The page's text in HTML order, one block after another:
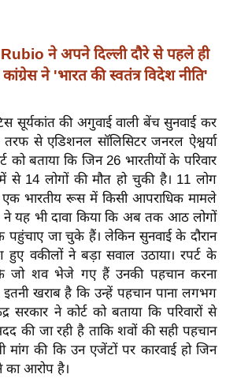
ने अपने दिल्ली दौरे से पहले ही
ने 'भारत की स्वतंत्र विदेश नीति'
सूर्यकांत की अगुवाई वाली बेंच सुनवाई कर
तरफ से एडिशनल सॉलिसिटर जनरल ऐश्वर्या
को बताया कि जिन 26 भारतीयों के परिवार
से 14 लोगों की मौत हो चुकी है। 11 लोग
एक भारतीय रूस में किसी आपराधिक मामले
यह भी दावा किया कि अब तक आठ लोगों
पहुंचाए जा चुके हैं। लेकिन सुनवाई के दौरान
हुए वकीलों ने बड़ा सवाल उठाया। रपर्ट के
जो शव भेजे गए हैं उनकी पहचान करना
खराब है कि उन्हें पहचान पाना लगभग
सरकार ने कोर्ट को बताया कि परिवारों से
की जा रही है ताकि शवों की सही पहचान
की कि उन एजेंटों पर कारवाई हो जिन
आरोप है।